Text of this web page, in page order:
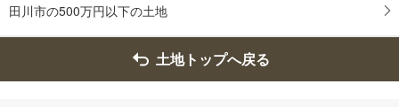
・
条
を
田川市の500万円以下の土地
土地トップへ戻る